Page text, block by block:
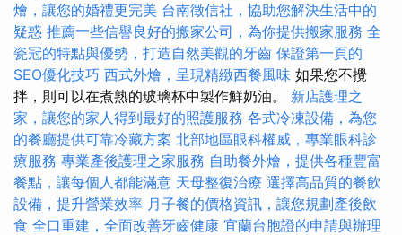
燴，讓您的婚禮更完美 台南徵信社，協助您解決生活中的
疑惑 推薦一些信譽良好的搬家公司，為你提供搬家服務 全
瓷冠的特點與優勢，打造自然美觀的牙齒 保證第一頁的
SEO優化技巧 西式外燴，呈現精緻西餐風味 如果您不攪
拌，則可以在煮熟的玻璃杯中製作鮮奶油。 新店護理之
家，讓您的家人得到最好的照護服務 各式冷凍設備，為您
的餐廳提供可靠冷藏方案 北部地區眼科權威，專業眼科診
療服務 專業產後護理之家服務 自助餐外燴，提供各種豐富
餐點，讓每個人都能滿意 天母整復治療 選擇高品質的餐飲
設備，提升營業效率 月子餐的價格資訊，讓您規劃產後飲
食 全口重建，全面改善牙齒健康 宜蘭台胞證的申請與辦理